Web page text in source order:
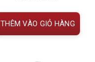
THÊM VÀO GIỎ HÀNG